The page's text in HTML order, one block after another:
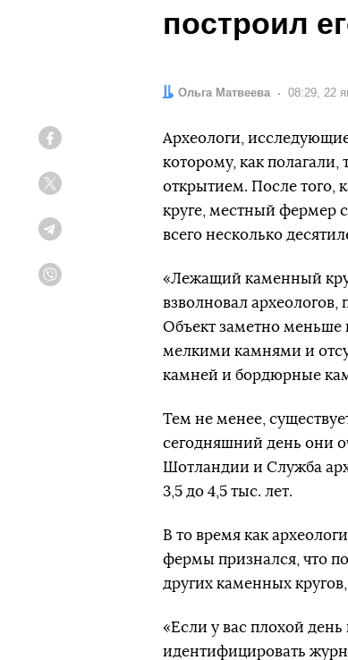
построил
Автор:
Ольга Матвеева Дата:
08:29, 22
Археологи,
которому, как
открытием. После того,
круге, местный фермер
всего несколько
«Лежащий каменный
взволновал
Объект заметно меньше
мелкими камнями и
камней и бордюрные
Тем не менее,
сегодняшний день они
Шотландии и Служба
3,5 до 4,5 тыс. лет.
В то время как
фермы признался, что
других каменных
«Если у вас плохой
идентифицировать